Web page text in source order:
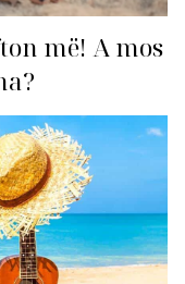
më! A mos